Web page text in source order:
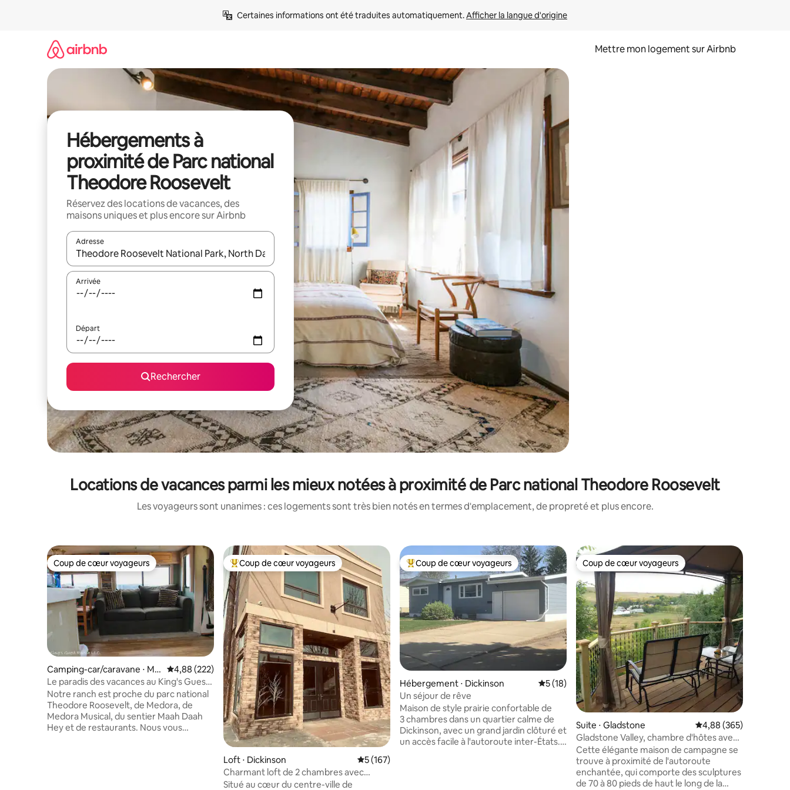
Certaines informations ont été traduites automatiquement. Afficher la langue d'origine
Mettre mon logement sur Airbnb
Hébergements à
proximité de Parc national
Theodore Roosevelt
Réservez des locations de vacances, des
maisons uniques et plus encore sur Airbnb
Adresse
Lorsque les résultats s'affichent, utilisez les flèches vers le haut et vers le bas pour les parcourir ou en appuyant et en faisant glisser.
Arrivée
Départ
Rechercher
Locations de vacances parmi les mieux notées à proximité de Parc national Theodore Roosevelt
Les voyageurs sont unanimes : ces logements sont très bien notés en termes d'emplacement, de propreté et plus encore.
Coup de cœur voyageurs
Coup de cœur voyageurs
Camping-car/caravane ⋅ Me
dora
Évaluation moyenne sur la base de 222 commentaires : 4,88 sur 5
4,88 (222)
Le paradis des vacances au King's Guest
Ranch
Notre ranch est proche du parc national
Theodore Roosevelt, de Medora, de
Medora Musical, du sentier Maah Daah
Hey et de restaurants. Nous vous
Coups de cœur voyageurs les plus appréciés
Coup de cœur voyageurs
Loft ⋅ Dickinson Évaluation moyenne sur la base de 167 commentaires : 5 sur 5
5 (167)
Charmant loft de 2 chambres avec
cheminée et cuisine équipée
Situé au cœur du centre-ville de
Coups de cœur voyageurs les plus appréciés
Coup de cœur voyageurs
Hébergement ⋅ Dickinson Évaluation moyenne sur la base de 18 commentaires : 5 sur 5
5 (18)
Un séjour de rêve
Maison de style prairie confortable de
3 chambres dans un quartier calme de
Dickinson, avec un grand jardin clôturé et
un accès facile à l'autoroute inter-États.
Coup de cœur voyageurs
Coup de cœur voyageurs
Suite ⋅ Gladstone Évaluation moyenne
4,88 (365)
Gladstone Valley, chambre d'hôtes avec
deux chambres
Cette élégante maison de campagne se
trouve à proximité de l'autoroute
enchantée, qui comporte des sculptures
de 70 à 80 pieds de haut le long de la